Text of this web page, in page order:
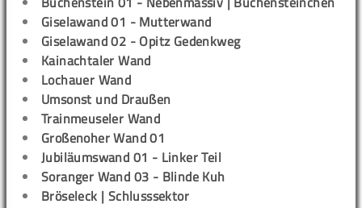
Giselawand 01 - Mutterwand
Giselawand 02 - Opitz Gedenkweg
Kainachtaler Wand
Lochauer Wand
Umsonst und Draußen
Trainmeuseler Wand
Großenoher Wand 01
Jubiläumswand 01 - Linker Teil
Soranger Wand 03 - Blinde Kuh
Bröseleck | Schlusssektor